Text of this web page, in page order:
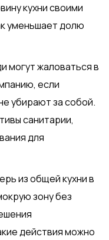
кухни своими
уменьшает долю
могут жаловаться в
если
убирают за собой.
санитарии,
для
из общей кухни в
зону без
действия можно